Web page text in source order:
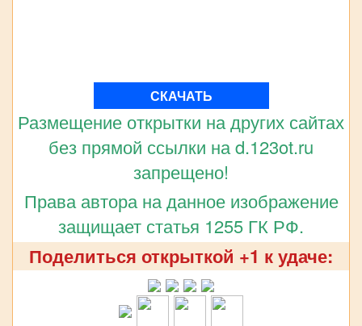
СКАЧАТЬ
Размещение открытки на других сайтах
без прямой ссылки на d.123ot.ru
запрещено!
Права автора на данное изображение
защищает статья 1255 ГК РФ.
Поделиться открыткой +1 к удаче: